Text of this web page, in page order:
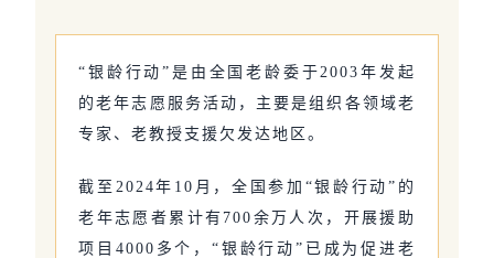
“银龄行动”是由全国老龄委于2003年发起
的老年志愿服务活动，主要是组织各领域老
专家、老教授支援欠发达地区。
截至2024年10月，全国参加“银龄行动”的
老年志愿者累计有700余万人次，开展援助
项目4000多个，“银龄行动”已成为促进老